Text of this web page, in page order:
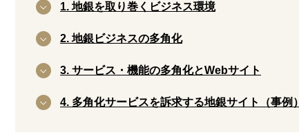
1. 地銀を取り巻くビジネス環境
2. 地銀ビジネスの多角化
3. サービス・機能の多角化とWebサイト
4. 多角化サービスを訴求する地銀サイト（事例）